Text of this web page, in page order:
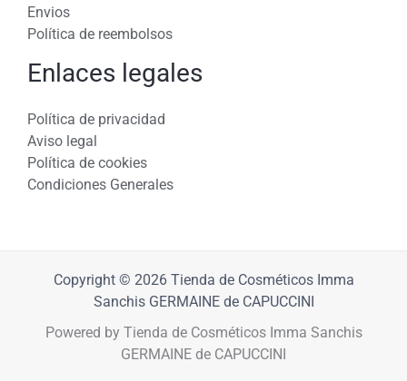
Envios
Política de reembolsos
Enlaces legales
Política de privacidad
Aviso legal
Política de cookies
Condiciones Generales
Copyright © 2026 Tienda de Cosméticos Imma
Sanchis GERMAINE de CAPUCCINI
Powered by Tienda de Cosméticos Imma Sanchis
GERMAINE de CAPUCCINI